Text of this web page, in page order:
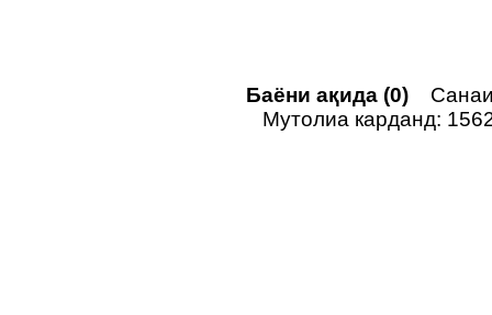
Баёни ақида (0)
Мутолиа карданд: